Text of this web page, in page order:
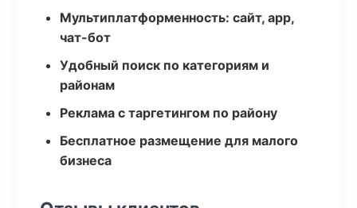
Мультиплатформенность: сайт, app,
чат-бот
Удобный поиск по категориям и
районам
Реклама с таргетингом по району
Бесплатное размещение для малого
бизнеса